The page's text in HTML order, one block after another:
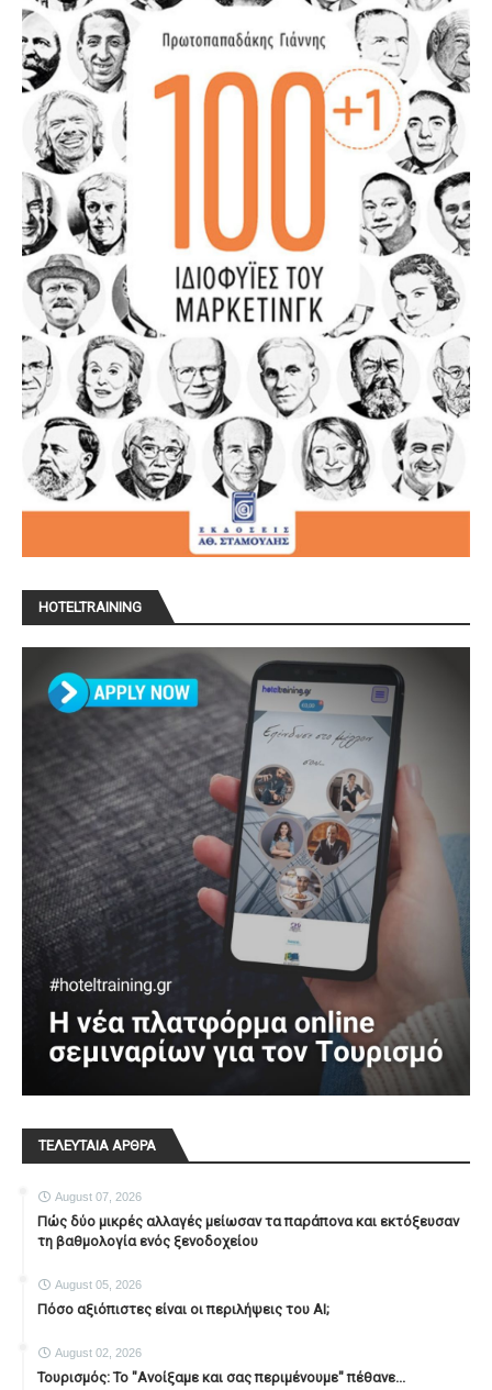
HOTELTRAINING
ΤΕΛΕΥΤΑΙΑ ΑΡΘΡΑ
August 07, 2026
Πώς δύο μικρές αλλαγές μείωσαν τα παράπονα και εκτόξευσαν
τη βαθμολογία ενός ξενοδοχείου
August 05, 2026
Πόσο αξιόπιστες είναι οι περιλήψεις του ΑΙ;
August 02, 2026
Τουρισμός: Το "Ανοίξαμε και σας περιμένουμε" πέθανε...